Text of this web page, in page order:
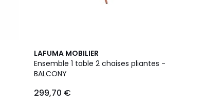
LAFUMA MOBILIER
Ensemble 1 table 2 chaises pliantes -
BALCONY
299,70 €
4
Couleurs